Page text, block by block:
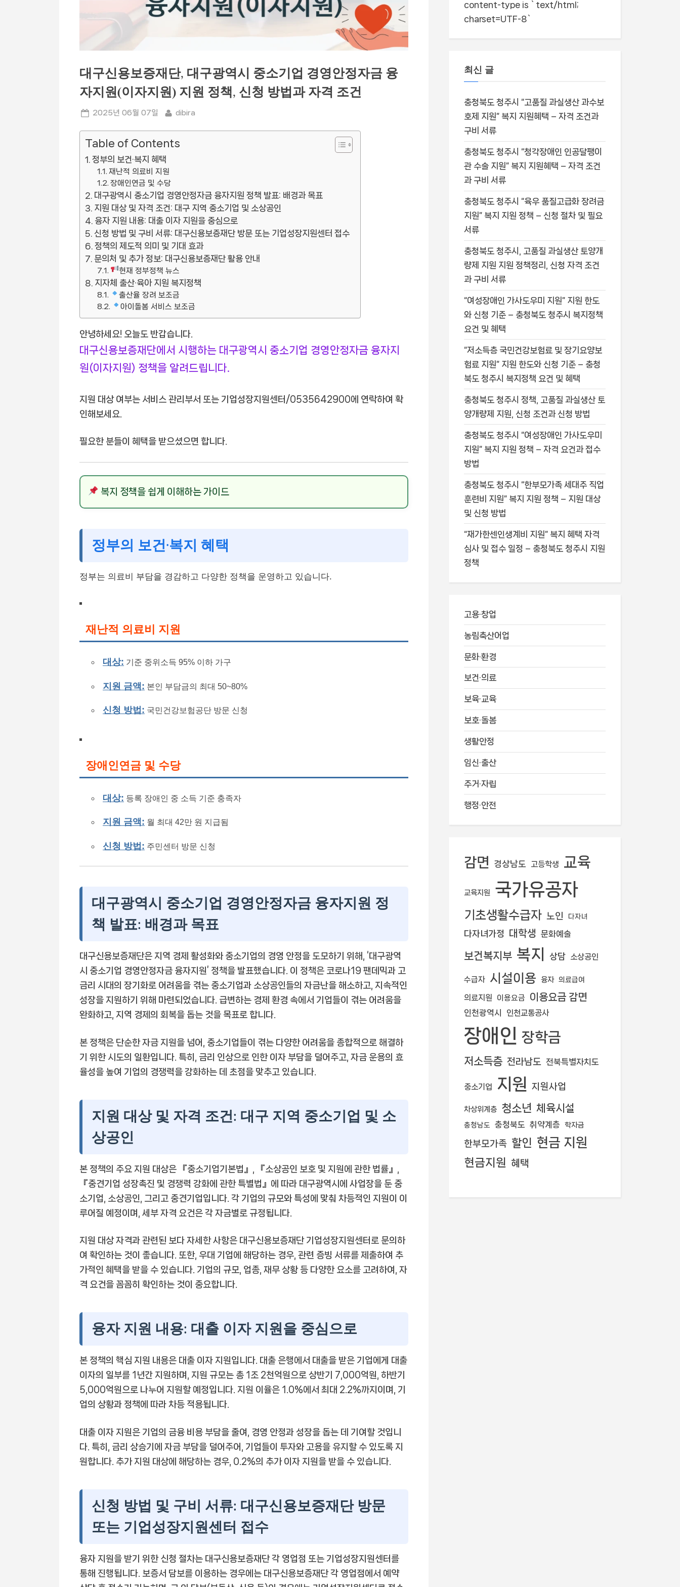
대구신용보증재단, 대구광역시 중소기업 경영안정자금 융
자지원(이자지원) 지원 정책, 신청 방법과 자격 조건
Posted
2025년 06월 07일 By
dibira
Table of Contents
정부의 보건·복지 혜택
재난적 의료비 지원
장애인연금 및 수당
대구광역시 중소기업 경영안정자금 융자지원 정책 발표: 배경과 목표
지원 대상 및 자격 조건: 대구 지역 중소기업 및 소상공인
융자 지원 내용: 대출 이자 지원을 중심으로
신청 방법 및 구비 서류: 대구신용보증재단 방문 또는 기업성장지원센터 접수
정책의 제도적 의미 및 기대 효과
문의처 및 추가 정보: 대구신용보증재단 활용 안내
현재 정부정책 뉴스
지자체 출산·육아 지원 복지정책
출산율 장려 보조금
아이돌봄 서비스 보조금
안녕하세요! 오늘도 반갑습니다.
대구신용보증재단에서 시행하는 대구광역시 중소기업 경영안정자금 융자지
원(이자지원) 정책을 알려드립니다.
지원 대상 여부는 서비스 관리부서 또는 기업성장지원센터/0535642900에 연락하여 확
인해보세요.
필요한 분들이 혜택을 받으셨으면 합니다.
복지 정책을 쉽게 이해하는 가이드
정부의 보건·복지 혜택
정부는 의료비 부담을 경감하고 다양한 정책을 운영하고 있습니다.
재난적 의료비 지원
대상: 기준 중위소득 95% 이하 가구
지원 금액: 본인 부담금의 최대 50~80%
신청 방법: 국민건강보험공단 방문 신청
장애인연금 및 수당
대상: 등록 장애인 중 소득 기준 충족자
지원 금액: 월 최대 42만 원 지급됨
신청 방법: 주민센터 방문 신청
대구광역시 중소기업 경영안정자금 융자지원 정
책 발표: 배경과 목표
대구신용보증재단은 지역 경제 활성화와 중소기업의 경영 안정을 도모하기 위해, ‘대구광역
시 중소기업 경영안정자금 융자지원’ 정책을 발표했습니다. 이 정책은 코로나19 팬데믹과 고
금리 시대의 장기화로 어려움을 겪는 중소기업과 소상공인들의 자금난을 해소하고, 지속적인
성장을 지원하기 위해 마련되었습니다. 급변하는 경제 환경 속에서 기업들이 겪는 어려움을
완화하고, 지역 경제의 회복을 돕는 것을 목표로 합니다.
본 정책은 단순한 자금 지원을 넘어, 중소기업들이 겪는 다양한 어려움을 종합적으로 해결하
기 위한 시도의 일환입니다. 특히, 금리 인상으로 인한 이자 부담을 덜어주고, 자금 운용의 효
율성을 높여 기업의 경쟁력을 강화하는 데 초점을 맞추고 있습니다.
지원 대상 및 자격 조건: 대구 지역 중소기업 및 소
상공인
본 정책의 주요 지원 대상은 『중소기업기본법』, 『소상공인 보호 및 지원에 관한 법률』,
『중견기업 성장촉진 및 경쟁력 강화에 관한 특별법』에 따라 대구광역시에 사업장을 둔 중
소기업, 소상공인, 그리고 중견기업입니다. 각 기업의 규모와 특성에 맞춰 차등적인 지원이 이
루어질 예정이며, 세부 자격 요건은 각 자금별로 규정됩니다.
지원 대상 자격과 관련된 보다 자세한 사항은 대구신용보증재단 기업성장지원센터로 문의하
여 확인하는 것이 좋습니다. 또한, 우대 기업에 해당하는 경우, 관련 증빙 서류를 제출하여 추
가적인 혜택을 받을 수 있습니다. 기업의 규모, 업종, 재무 상황 등 다양한 요소를 고려하여, 자
격 요건을 꼼꼼히 확인하는 것이 중요합니다.
융자 지원 내용: 대출 이자 지원을 중심으로
본 정책의 핵심 지원 내용은 대출 이자 지원입니다. 대출 은행에서 대출을 받은 기업에게 대출
이자의 일부를 1년간 지원하며, 지원 규모는 총 1조 2천억원으로 상반기 7,000억원, 하반기
5,000억원으로 나누어 지원할 예정입니다. 지원 이율은 1.0%에서 최대 2.2%까지이며, 기
업의 상황과 정책에 따라 차등 적용됩니다.
대출 이자 지원은 기업의 금융 비용 부담을 줄여, 경영 안정과 성장을 돕는 데 기여할 것입니
다. 특히, 금리 상승기에 자금 부담을 덜어주어, 기업들이 투자와 고용을 유지할 수 있도록 지
원합니다. 추가 지원 대상에 해당하는 경우, 0.2%의 추가 이자 지원을 받을 수 있습니다.
신청 방법 및 구비 서류: 대구신용보증재단 방문
또는 기업성장지원센터 접수
융자 지원을 받기 위한 신청 절차는 대구신용보증재단 각 영업점 또는 기업성장지원센터를
통해 진행됩니다. 보증서 담보를 이용하는 경우에는 대구신용보증재단 각 영업점에서 예약
content-type is `text/html;
charset=UTF-8`
최신 글
충청북도 청주시 “고품질 과실생산 과수보
호제 지원” 복지 지원혜택 – 자격 조건과
구비 서류
충청북도 청주시 “청각장애인 인공달팽이
관 수술 지원” 복지 지원혜택 – 자격 조건
과 구비 서류
충청북도 청주시 “육우 품질고급화 장려금
지원” 복지 지원 정책 – 신청 절차 및 필요
서류
충청북도 청주시, 고품질 과실생산 토양개
량제 지원 지원 정책정리, 신청 자격 조건
과 구비 서류
“여성장애인 가사도우미 지원” 지원 한도
와 신청 기준 – 충청북도 청주시 복지정책
요건 및 혜택
“저소득층 국민건강보험료 및 장기요양보
험료 지원” 지원 한도와 신청 기준 – 충청
북도 청주시 복지정책 요건 및 혜택
충청북도 청주시 정책, 고품질 과실생산 토
양개량제 지원, 신청 조건과 신청 방법
충청북도 청주시 “여성장애인 가사도우미
지원” 복지 지원 정책 – 자격 요건과 접수
방법
충청북도 청주시 “한부모가족 세대주 직업
훈련비 지원” 복지 지원 정책 – 지원 대상
및 신청 방법
“재가한센인생계비 지원” 복지 혜택 자격
심사 및 접수 일정 – 충청북도 청주시 지원
정책
고용·창업
농림축산어업
문화·환경
보건·의료
보육·교육
보호·돌봄
생활안정
임신·출산
주거·자립
행정·안전
감면 경상남도 고등학생 교육
교육지원 국가유공자
기초생활수급자 노인 다자녀
다자녀가정 대학생 문화예술
보건복지부 복지 상담 소상공인
수급자 시설이용 융자 의료급여
의료지원 이용요금 이용요금 감면
인천광역시 인천교통공사
장애인 장학금
저소득층 전라남도 전북특별자치도
중소기업 지원 지원사업
차상위계층 청소년 체육시설
충청남도 충청북도 취약계층 학자금
한부모가족 할인 현금 지원
현금지원 혜택